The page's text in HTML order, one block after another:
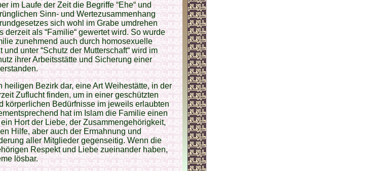
im Laufe der Zeit die Begriffe “Ehe“ und
Sinn- und Wertezusammenhang
sich wohl im Grabe umdrehen
als “Familie“ gewertet wird. So wurde
zunehmend auch durch homosexuelle
unter “Schutz der Mutterschaft“ wird im
ihrer Arbeitsstätte und Sicherung einer
Bezirk dar, eine Art Weihestätte, in der
Zuflucht finden, um in einer geschützten
körperlichen Bedürfnisse im jeweils erlaubten
hat im Islam die Familie einen
Hort der Liebe, der Zusammengehörigkeit,
Hilfe, aber auch der Ermahnung und
aller Mitglieder gegenseitig. Wenn die
Respekt und Liebe zueinander haben,
lösbar.